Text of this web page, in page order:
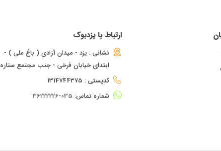
ارتباط با یزدبوک
نشانی : یزد - میدان آزادی ( باغ ملی ) -
ابتدای خیابان فرخی - جنب مجتمع ستاره
کدپستی : 1314744375
شماره تماس: 035-36222226